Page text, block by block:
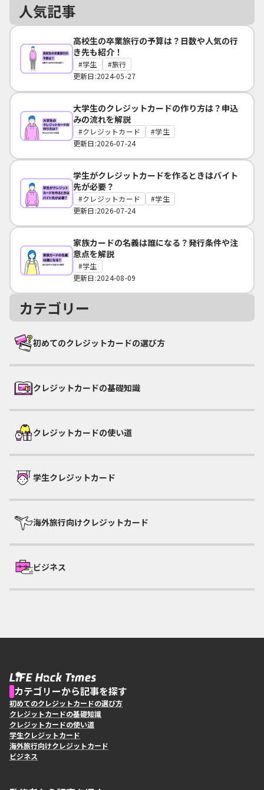
人気記事
高校生の卒業旅行の予算は？日数や人気の行
き先も紹介！
学生
旅行
更新日:2024-05-27
大学生のクレジットカードの作り方は？申込
みの流れを解説
クレジットカード
学生
更新日:2026-07-24
学生がクレジットカードを作るときはバイト
先が必要？
クレジットカード
学生
更新日:2026-07-24
家族カードの名義は誰になる？発行条件や注
意点を解説
学生
更新日:2024-08-09
カテゴリー
初めてのクレジットカードの選び方
クレジットカードの基礎知識
クレジットカードの使い道
学生クレジットカード
海外旅行向けクレジットカード
ビジネス
カテゴリーから記事を探す
初めてのクレジットカードの選び方
クレジットカードの基礎知識
クレジットカードの使い道
学生クレジットカード
海外旅行向けクレジットカード
ビジネス